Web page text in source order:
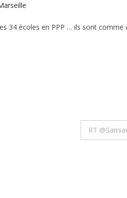
34 écoles en PPP … ils sont comme
RT